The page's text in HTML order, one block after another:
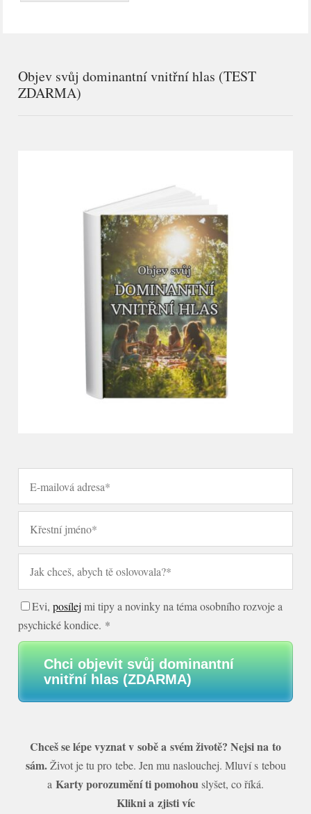
Objev svůj dominantní vnitřní hlas (TEST
ZDARMA)
Evi,posílej mi tipy a novinky na téma osobního rozvoje a
psychické kondice. *
Chci objevit svůj dominantní
vnitřní hlas (ZDARMA)
Chceš se lépe vyznat v sobě a svém životě? Nejsi na to
sám.Život je tu pro tebe. Jen mu naslouchej. Mluví s tebou
a Karty porozumění ti pomohou slyšet, co říká.
Klikni a zjisti víc